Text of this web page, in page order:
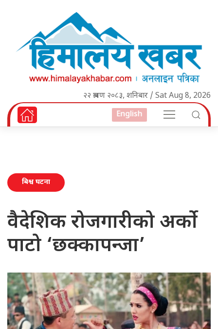
२२ श्रावण २०८३, शनिबार / Sat Aug 8, 2026
English
बिश्व घटना
वैदेशिक रोजगारीको अर्को
पाटो ‘छक्कापन्जा’